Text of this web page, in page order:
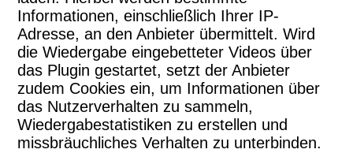
Informationen, einschließlich Ihrer IP-
Adresse, an den Anbieter übermittelt. Wird
die Wiedergabe eingebetteter Videos über
das Plugin gestartet, setzt der Anbieter
zudem Cookies ein, um Informationen über
das Nutzerverhalten zu sammeln,
Wiedergabestatistiken zu erstellen und
missbräuchliches Verhalten zu unterbinden.